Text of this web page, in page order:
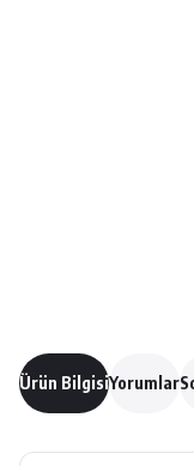
Ürün BilgisiYorumlar